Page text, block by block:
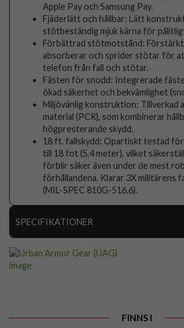
Apple Pay och Samsung Pay.
Fjäderlätt och hållbar: Lätt
stötbeständig mjuk kärna för
Förbättrad stötmotstånd:
absorberar och sprider stötar för
telefon från fall och stötar.
Fästen för snodd: Integrerade
ökad säkerhet och bekvämlighet
Miljövänlig konstruktion: Tillverkad
material (PCR), som kombinerar
högpresterande skydd.
18 ft. fallskydd: Opartiskt testad
till 18 fot (5,4 meter), vilket
förblir säker även under de mest
förhållandena. Klarar 3X militärens
(MIL-SPEC 810G-516.6).
SPECIFIKATIONER
Artikelnummer
Passar till
MagSafe-
FINNS I